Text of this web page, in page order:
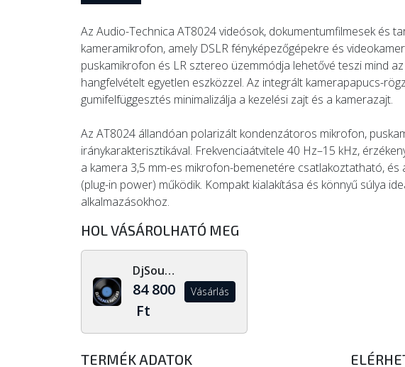
Az Audio-Technica AT8024 videósok, dokumentumfilmesek és
kameramikrofon, amely DSLR fényképezőgépekre és
puskamikrofon és LR sztereo üzemmódja lehetővé teszi mind
hangfelvételt egyetlen eszközzel. Az integrált kamerapapucs-
gumifelfüggesztés minimalizálja a kezelési zajt és a kamerazajt.
Az AT8024 állandóan polarizált kondenzátoros mikrofon,
iránykarakterisztikával. Frekvenciaátvitele 40 Hz–15 kHz,
a kamera 3,5 mm-es mikrofon-bemenetére csatlakoztatható,
(plug-in power) működik. Kompakt kialakítása és könnyű súlya
alkalmazásokhoz.
HOL VÁSÁROLHATÓ MEG
DjSoundLight.hu
84 800
Ft
Vásárlás
TERMÉK ADATOK